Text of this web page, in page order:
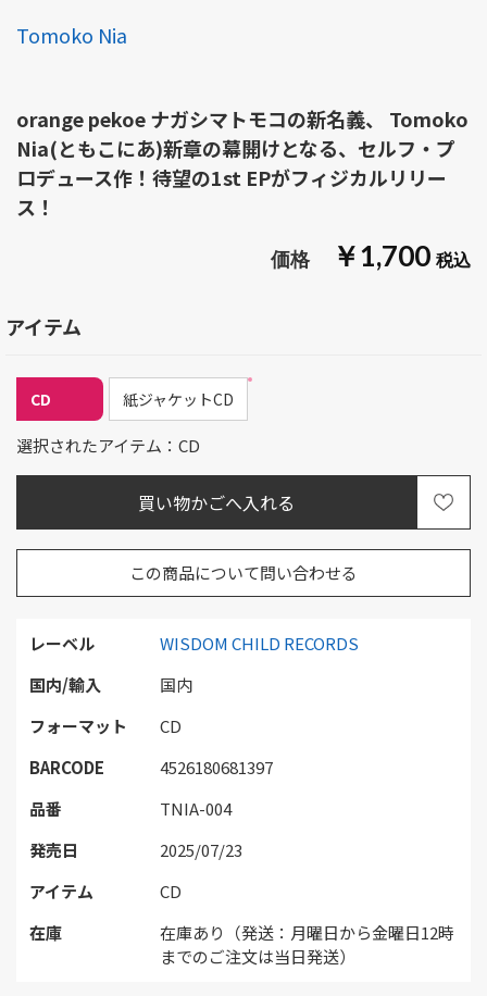
￥1,700
レーベル
WISDOM CHILD RECORDS
国内/輸入
国内
フォーマット
CD
BARCODE
4526180681397
品番
TNIA-004
発売日
2025/07/23
アイテム
CD
在庫
在庫あり（発送：月曜日から金曜日12時
までのご注文は当日発送）
アイテム
CD 紙ジャケットCD
選択されたアイテム：CD
この商品について問い合わせる
Tomoko Nia
orange pekoe ナガシマトモコの新名義、 Tomoko
Nia(ともこにあ)新章の幕開けとなる、セルフ・プ
ロデュース作！待望の1st EPがフィジカルリリー
ス！